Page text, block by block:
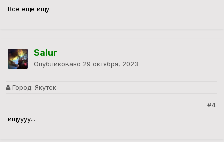
Всё ещё ищу.
Salur
Опубликовано 29 октября, 2023
Город: Якутск
#4
ищуууу...